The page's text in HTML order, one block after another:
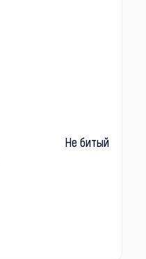
Не битый